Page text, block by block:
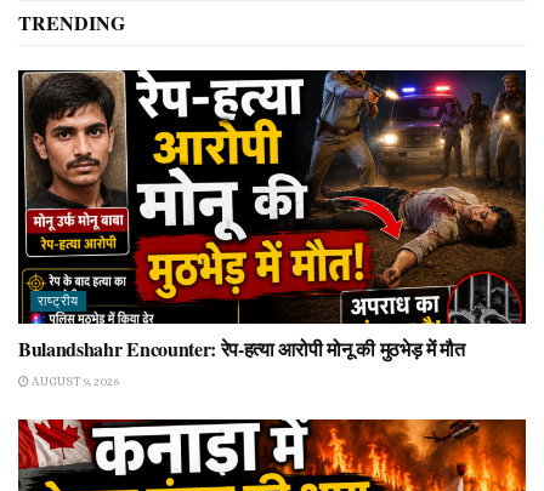
TRENDING
राष्ट्रीय
Bulandshahr Encounter: रेप-हत्या आरोपी मोनू की मुठभेड़ में मौत
AUGUST 9, 2026